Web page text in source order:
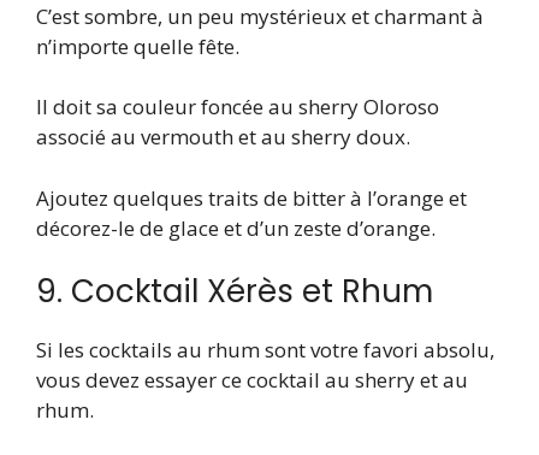
C’est sombre, un peu mystérieux et charmant à
n’importe quelle fête.
Il doit sa couleur foncée au sherry Oloroso
associé au vermouth et au sherry doux.
Ajoutez quelques traits de bitter à l’orange et
décorez-le de glace et d’un zeste d’orange.
9. Cocktail Xérès et Rhum
Si les cocktails au rhum sont votre favori absolu,
vous devez essayer ce cocktail au sherry et au
rhum.